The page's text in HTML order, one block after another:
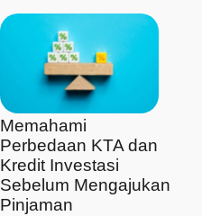
Memahami
Perbedaan KTA dan
Kredit Investasi
Sebelum Mengajukan
Pinjaman